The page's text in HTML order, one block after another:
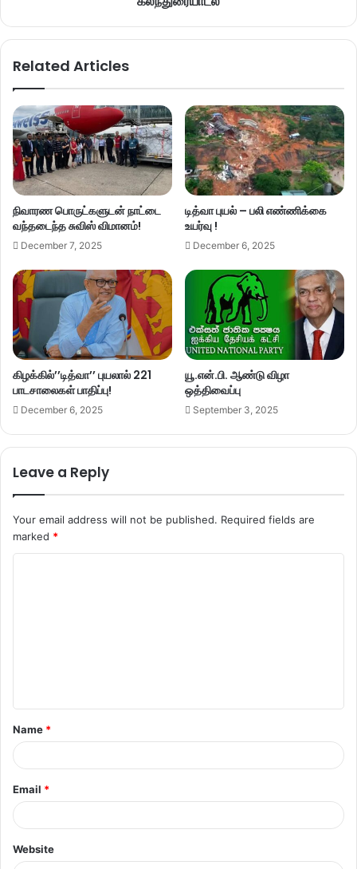
Related Articles
நிவாரண பொருட்களுடன் நாட்டை
வந்தடைந்த சுவிஸ் விமானம்!
December 7, 2025
டித்வா புயல் – பலி எண்ணிக்கை
உயர்வு !
December 6, 2025
கிழக்கில்’’டித்வா’’ புயலால் 221
பாடசாலைகள் பாதிப்பு!
December 6, 2025
யூ.என்.பி. ஆண்டு விழா
ஒத்திவைப்பு
September 3, 2025
Leave a Reply
Your email address will not be published. Required fields are
marked *
t
*
Name *
Email *
Website